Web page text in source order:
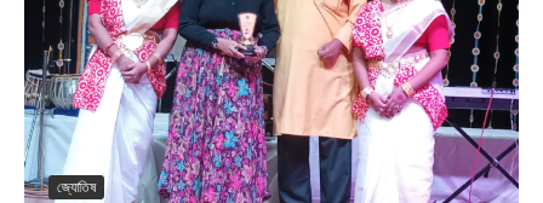
জ্যোতিষ